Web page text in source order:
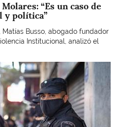
“Es un caso de
y política”
Busso, abogado fundador
Institucional, analizó el